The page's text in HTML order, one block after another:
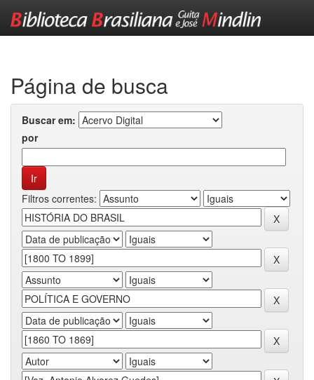
Página de busca
Buscar em:
por
Filtros correntes: